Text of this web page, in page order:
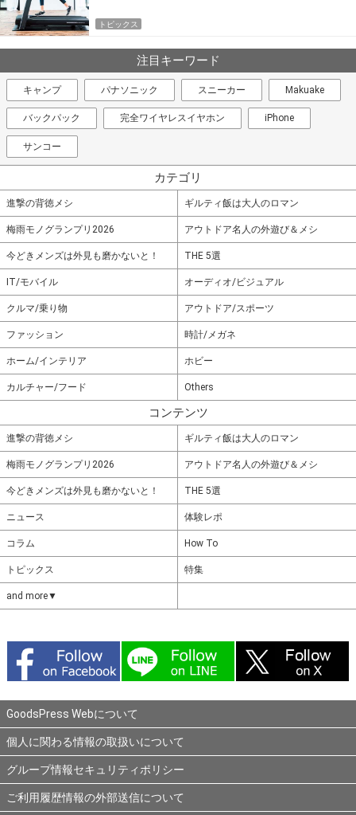
トピックス
注目キーワード
キャンプ パナソニック スニーカー Makuake
バックパック 完全ワイヤレスイヤホン iPhone
サンコー
カテゴリ
進撃の背徳メシ ギルティ飯は大人のロマン
梅雨モノグランプリ2026 アウトドア名人の外遊び＆メシ
今どきメンズは外見も磨かないと！ THE 5選
IT/モバイル オーディオ/ビジュアル
クルマ/乗り物 アウトドア/スポーツ
ファッション 時計/メガネ
ホーム/インテリア ホビー
カルチャー/フード Others
コンテンツ
進撃の背徳メシ ギルティ飯は大人のロマン
梅雨モノグランプリ2026 アウトドア名人の外遊び＆メシ
今どきメンズは外見も磨かないと！ THE 5選
ニュース 体験レポ
コラム How To
トピックス 特集
and more▼
GoodsPress Webについて
個人に関わる情報の取扱いについて
グループ情報セキュリティポリシー
ご利用履歴情報の外部送信について